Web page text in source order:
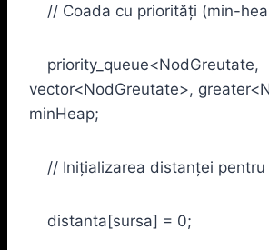
// Coada cu priorități (min-
priority_queue<NodGreutate,
vector<NodGreutate>,
minHeap;
// Inițializarea distanței pentru
distanta[sursa] = 0;